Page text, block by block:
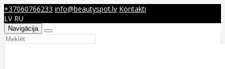
+37060766233 info@beautyspot.lv Kontakti
LV RU
Navigācija